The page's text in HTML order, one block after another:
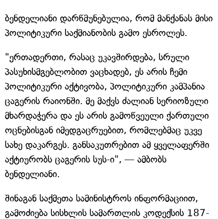
ბენდელიანი დარწმუნებულია, რომ მანქანას მისი
პოლიტიკური საქმიანობის გამო ესროლეს.
"ერთადერთი, რასაც უკავშირდება, სრული
პასუხისმგებლობით ვაცხადებ, ეს არის ჩემი
პოლიტიკური აქტივობა, პოლიტიკური კამპანია
ცაგერის რაიონში. მე მაქვს ძალიან სერიოზული
მხარდაჭერა და ეს არის გამოწვეული ქართული
ოცნებისგან იმედგაცრუებით, რომლებმაც უკვე
სახე დაკარგეს. განსაკუთრებით ამ ყველაფერში
აქტიურობს ცაგერის სუს-ი", — ამბობს
ბენდელიანი.
შინაგან საქმეთა სამინისტროს ინფორმაციით,
გამოძიება სისხლის სამართლის კოდექსის 187-